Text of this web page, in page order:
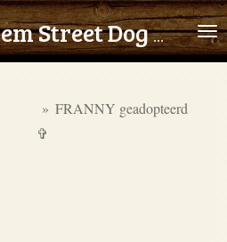
Rudozem Street Dog Rescue
» FRANNY geadopteerd
✞